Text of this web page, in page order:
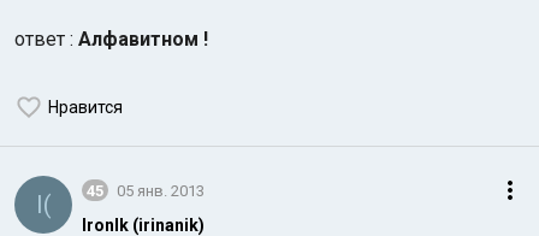
ответ : Алфавитном !
Нравится
I( 45 05 янв. 2013
IronIk (irinanik)